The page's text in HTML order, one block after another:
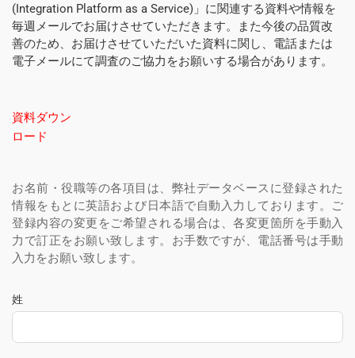
(Integration Platform as a Service)」に関連する資料や情報を
毎週メールでお届けさせていただきます。また今後の品質改
善のため、お届けさせていただいた資料に関し、電話または
電子メールにて調査のご協力をお願いする場合があります。
資料ダウン
ロード
お名前・役職等の各項目は、弊社データベースに登録された
情報をもとに英語および日本語で自動入力しております。ご
登録内容の変更をご希望される場合は、各変更箇所を手動入
力で訂正をお願い致します。お手数ですが、電話番号は手動
入力をお願い致します。
姓